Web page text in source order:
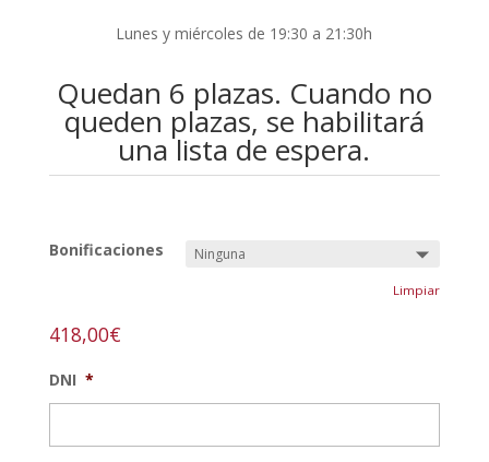
Lunes y miércoles de 19:30 a 21:30h
Quedan 6 plazas. Cuando no
queden plazas, se habilitará
una lista de espera.
Bonificaciones
Limpiar
418,00€
DNI *